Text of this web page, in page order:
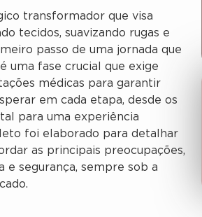
transformador que visa
tecidos, suavizando rugas e
passo de uma jornada que
uma fase crucial que exige
médicas para garantir
em cada etapa, desde os
para uma experiência
foi elaborado para detalhar
as principais preocupações,
e segurança, sempre sob a